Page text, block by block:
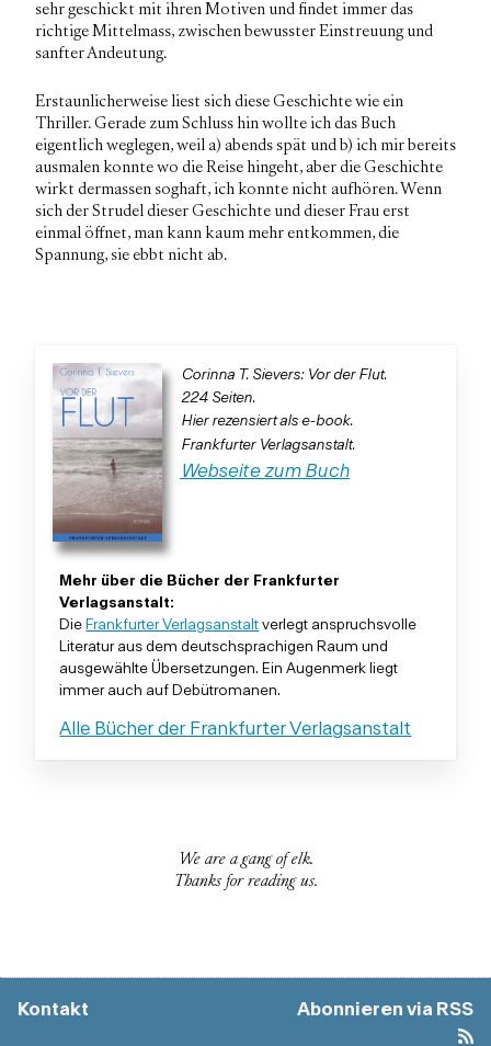
sehr geschickt mit ihren Motiven und findet immer das
richtige Mittelmass, zwischen bewusster Einstreuung und
sanfter Andeutung.
Erstaunlicherweise liest sich diese Geschichte wie ein
Thriller. Gerade zum Schluss hin wollte ich das Buch
eigentlich weglegen, weil a) abends spät und b) ich mir bereits
ausmalen konnte wo die Reise hingeht, aber die Geschichte
wirkt dermassen soghaft, ich konnte nicht aufhören. Wenn
sich der Strudel dieser Geschichte und dieser Frau erst
einmal öffnet, man kann kaum mehr entkommen, die
Spannung, sie ebbt nicht ab.
Corinna T. Sievers: Vor der Flut.
224 Seiten.
Hier rezensiert als e-book.
Frankfurter Verlagsanstalt.
Webseite zum Buch
Mehr über die Bücher der Frankfurter
Verlagsanstalt:
Die Frankfurter Verlagsanstalt verlegt anspruchsvolle
Literatur aus dem deutschsprachigen Raum und
ausgewählte Übersetzungen. Ein Augenmerk liegt
immer auch auf Debütromanen.
Alle Bücher der Frankfurter Verlagsanstalt
We are a gang of elk.
Thanks for reading us.
Kontakt Abonnieren via RSS